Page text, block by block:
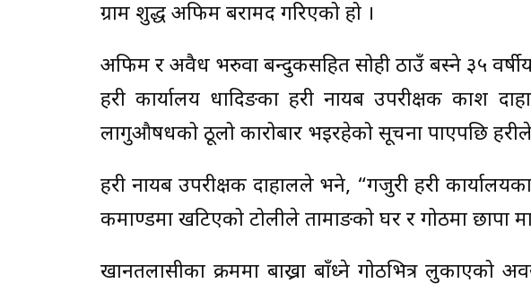
ग्राम शुद्ध अफिम बरामद गरिएको हो ।
अफिम र अवैध भरुवा बन्दुकसहित सोही ठाउँ बस्ने ३५ वर्षीय
प्रहरी कार्यालय धादिङका प्रहरी नायब उपरीक्षक प्रकाश
लागुऔषधको ठूलो कारोबार भइरहेको सूचना पाएपछि
प्रहरी नायब उपरीक्षक दाहालले भने, “गजुरी प्रहरी
कमाण्डमा खटिएको टोलीले तामाङको घर र गोठमा छापा
खानतलासीका क्रममा बाख्रा बाँध्ने गोठभित्र